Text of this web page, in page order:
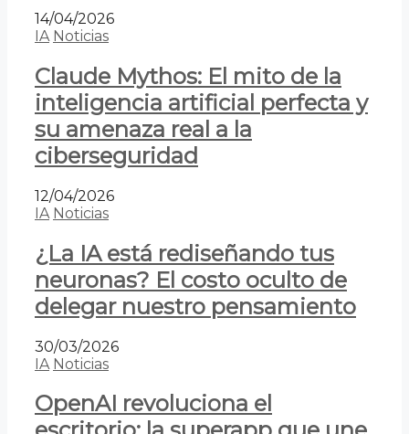
14/04/2026
IA Noticias
Claude Mythos: El mito de la
inteligencia artificial perfecta y
su amenaza real a la
ciberseguridad
12/04/2026
IA Noticias
¿La IA está rediseñando tus
neuronas? El costo oculto de
delegar nuestro pensamiento
30/03/2026
IA Noticias
OpenAI revoluciona el